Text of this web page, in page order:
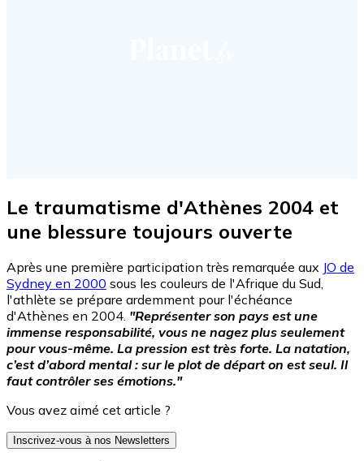
Le traumatisme d'Athènes 2004 et
une blessure toujours ouverte
Après une première participation très remarquée aux JO de
Sydney en 2000 sous les couleurs de l'Afrique du Sud,
l'athlète se prépare ardemment pour l'échéance
d'Athènes en 2004. "Représenter son pays est une
immense responsabilité, vous ne nagez plus seulement
pour vous-même. La pression est très forte. La natation,
c’est d’abord mental : sur le plot de départ on est seul. Il
faut contrôler ses émotions."
Vous avez aimé cet article ?
Inscrivez-vous à nos Newsletters